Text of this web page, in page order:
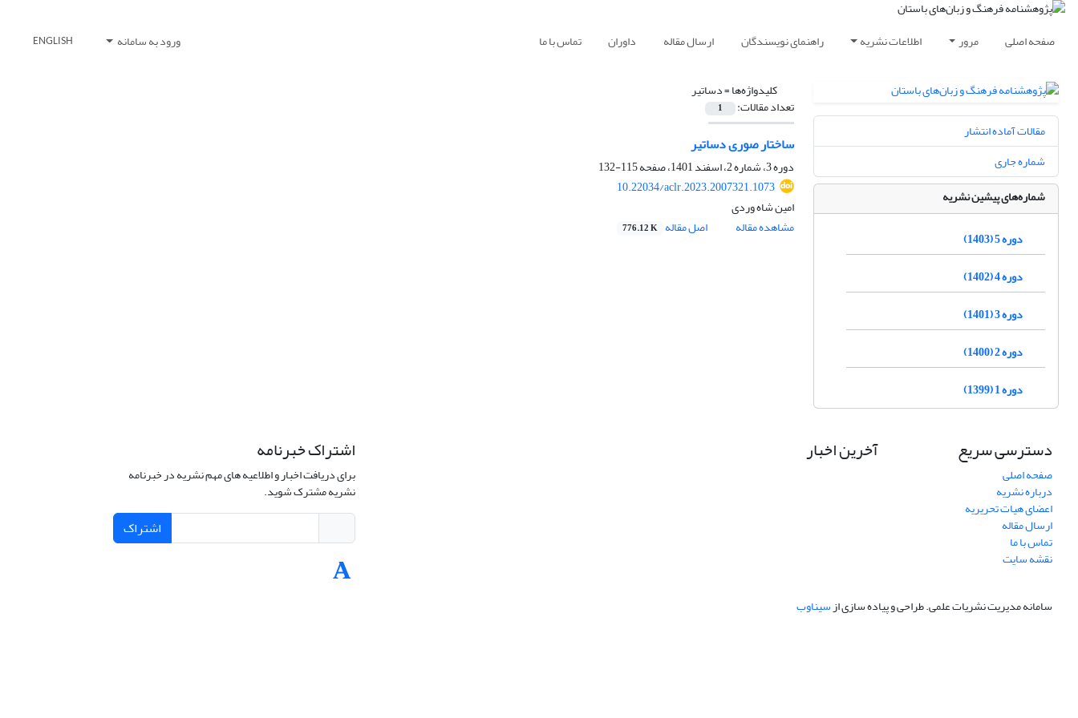
صفحه اصلی مرور اطلاعات نشریه راهنمای نویسندگان ارسال مقاله داوران تماس با ما ورود به سامانه ENGLISH
کلیدواژه‌ها =دساتیر
تعداد مقالات: 1
ساختار صوری دساتیر
دوره 3، شماره 2، اسفند 1401، صفحه
115-132
10.22034/aclr.2023.2007321.1073
امین شاه وردی
مشاهده مقاله
اصل مقاله 776.12 K
مقالات آماده انتشار
شماره جاری
شماره‌های پیشین نشریه
دوره 5 (1403)
دوره 4 (1402)
دوره 3 (1401)
دوره 2 (1400)
دوره 1 (1399)
دسترسی سریع
صفحه اصلی
درباره نشریه
اعضای هیات تحریریه
ارسال مقاله
تماس با ما
نقشه سایت
آخرین اخبار اشتراک خبرنامه
برای دریافت اخبار و اطلاعیه های مهم نشریه در خبرنامه
نشریه مشترک شوید.
اشتراک
سامانه مدیریت نشریات علمی.طراحی و پیاده سازی ازسیناوب